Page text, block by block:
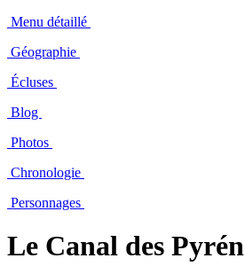
Menu détaillé
Géographie
Écluses
Blog
Photos
Chronologie
Personnages
Le Canal des